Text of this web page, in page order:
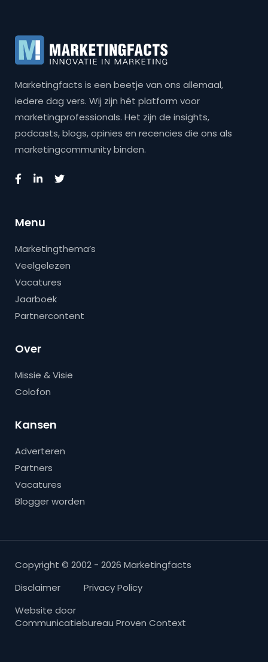
Marketingfacts is een beetje van ons allemaal,
iedere dag vers. Wij zijn hét platform voor
marketingprofessionals. Het zijn de insights,
podcasts, blogs, opinies en recencies die ons als
marketingcommunity binden.
Menu
Marketingthema’s
Veelgelezen
Vacatures
Jaarboek
Partnercontent
Over
Missie & Visie
Colofon
Kansen
Adverteren
Partners
Vacatures
Blogger worden
Copyright © 2002 - 2026 Marketingfacts
Disclaimer
Privacy Policy
Website door
Communicatiebureau Proven Context